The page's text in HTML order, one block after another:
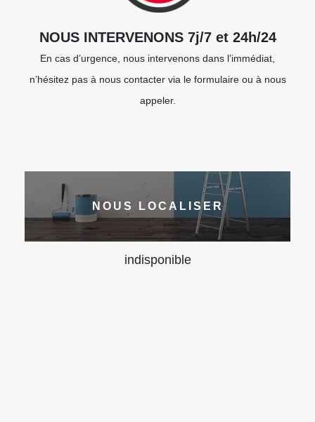
NOUS INTERVENONS 7j/7 et 24h/24
En cas d’urgence, nous intervenons dans l’immédiat,
n’hésitez pas à nous contacter via le formulaire ou à nous
appeler.
NOUS LOCALISER
indisponible